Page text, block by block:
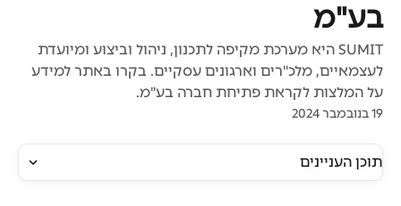
בע"מ
SUMIT היא מערכת מקיפה לתכנון, ניהול וביצוע ומיועדת
לעצמאיים, מלכ"רים וארגונים עסקיים. בקרו באתר למידע
על המלצות לקראת פתיחת חברה בע"מ.
19 בנובמבר 2024
תוכן העניינים